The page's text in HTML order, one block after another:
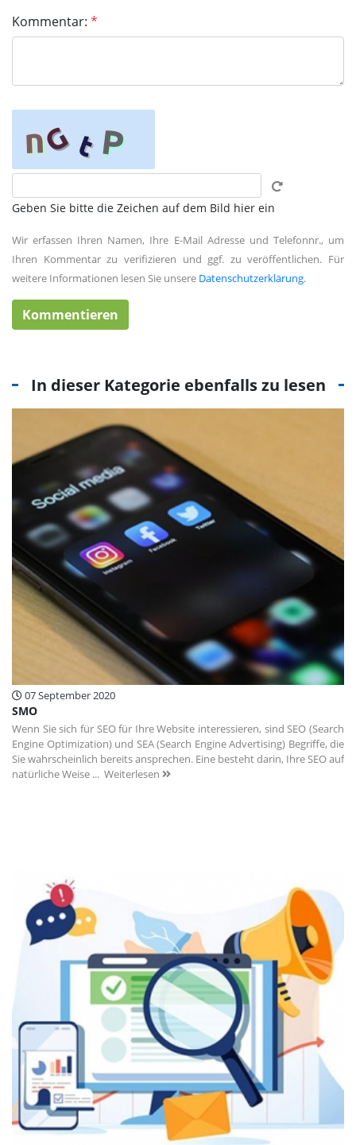
Kommentar: *
Geben Sie bitte die Zeichen auf dem Bild hier ein
Wir erfassen Ihren Namen, Ihre E-Mail Adresse und Telefonnr., um
Ihren Kommentar zu verifizieren und ggf. zu veröffentlichen. Für
weitere Informationen lesen Sie unsere Datenschutzerklärung.
In dieser Kategorie ebenfalls zu lesen
07 September 2020
SMO
Wenn Sie sich für SEO für Ihre Website interessieren, sind SEO (Search
Engine Optimization) und SEA (Search Engine Advertising) Begriffe, die
Sie wahrscheinlich bereits ansprechen. Eine besteht darin, Ihre SEO auf
natürliche Weise ... Weiterlesen